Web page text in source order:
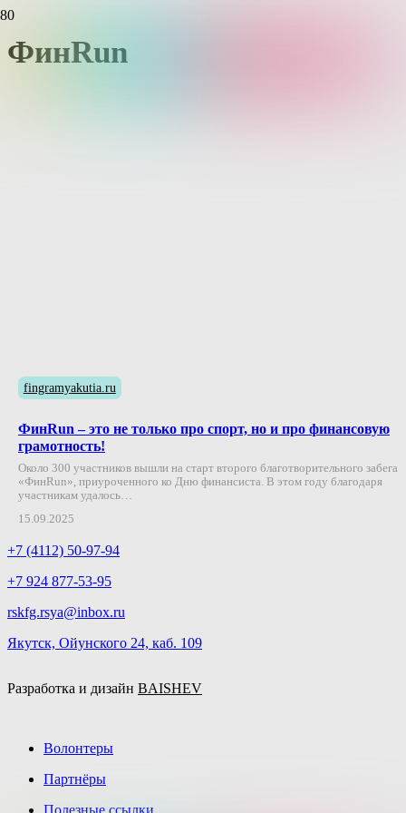
ФинRun
fingramyakutia.ru
ФинRun – это не только про спорт, но и про финансовую
грамотность!
Около 300 участников вышли на старт второго благотворительного забега
«ФинRun», приуроченного ко Дню финансиста. В этом году благодаря
участникам удалось…
15.09.2025
+7 (4112) 50-97-94
+7 924 877-53-95
rskfg.rsya@inbox.ru
Якутск, Ойунского 24, каб. 109
Разработка и дизайн BAISHEV
Волонтеры
Партнёры
Полезные ссылки